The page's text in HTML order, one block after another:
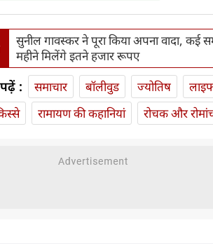
सुनील गावस्कर ने पूरा किया अपना वादा, कई
महीने मिलेंगे इतने हजार रूपए
: समाचार बॉलीवुड ज्योतिष
रामायण की कहानियां रोचक और